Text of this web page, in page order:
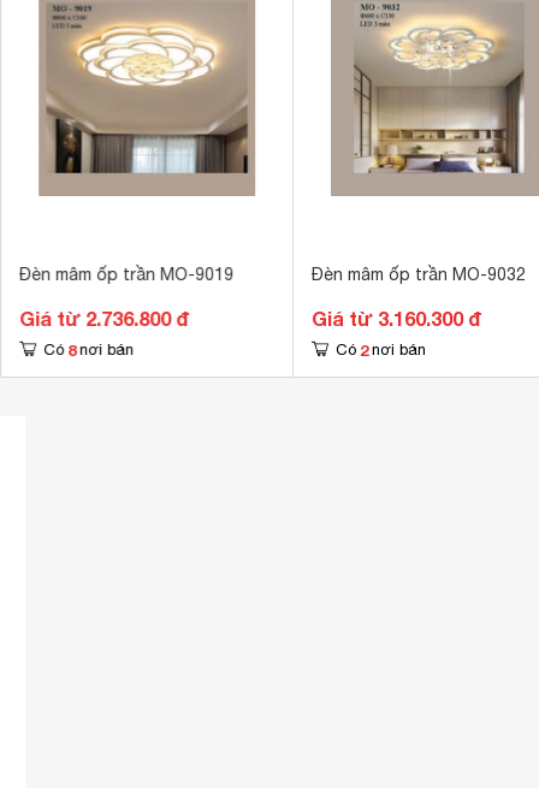
Đèn mâm ốp trần MO-9019
Giá từ 2.736.800 đ
Có 8 nơi bán
Đèn mâm ốp trần MO-9032
Giá từ 3.160.300 đ
Có 2 nơi bán